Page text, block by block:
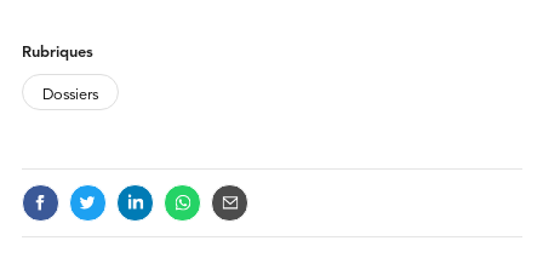
FOOTNOTES
Rubriques
Dossiers